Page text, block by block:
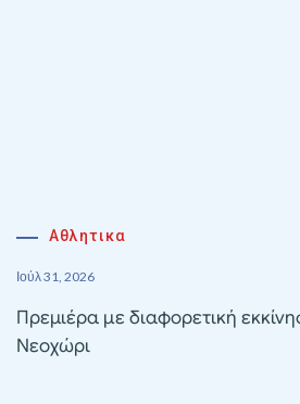
Αθλητικα
Ιούλ 31, 2026
Πρεμιέρα με διαφορετική
Νεοχώρι